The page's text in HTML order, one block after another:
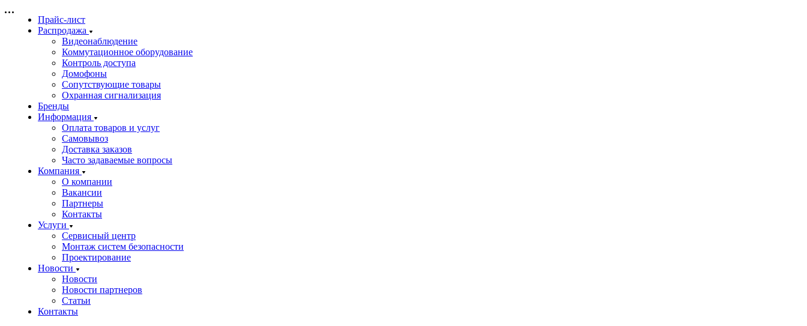
Прайс-лист
Распродажа
Видеонаблюдение
Коммутационное оборудование
Контроль доступа
Домофоны
Сопутствующие товары
Охранная сигнализация
Бренды
Информация
Оплата товаров и услуг
Самовывоз
Доставка заказов
Часто задаваемые вопросы
Компания
О компании
Вакансии
Партнеры
Контакты
Услуги
Сервисный центр
Монтаж систем безопасности
Проектирование
Новости
Новости
Новости партнеров
Статьи
Контакты